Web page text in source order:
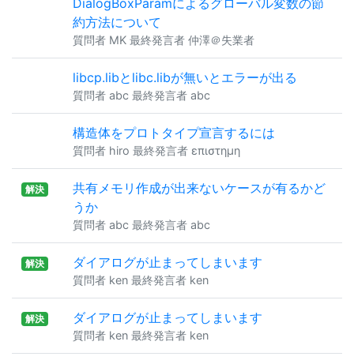
DialogBoxParamによるグローバル変数の節
約方法について
質問者 MK 最終発言者 仲澤＠失業者
libcp.libとlibc.libが無いとエラーが出る
質問者 abc 最終発言者 abc
構造体をプロトタイプ宣言するには
質問者 hiro 最終発言者 επιστημη
解決
共有メモリ作成が出来ないケースが有るかど
うか
質問者 abc 最終発言者 abc
解決 ダイアログが止まってしまいます
質問者 ken 最終発言者 ken
解決 ダイアログが止まってしまいます
質問者 ken 最終発言者 ken